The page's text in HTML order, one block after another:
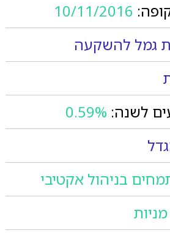
10/11/2016
גמל להשקעה
לשנה: 0.59%
בניהול אקטיבי
מניות